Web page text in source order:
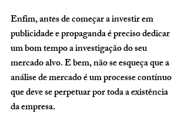
Enfim, antes de começar a investir em
publicidade e propaganda é preciso dedicar
um bom tempo a investigação do seu
mercado alvo. E bem, não se esqueça que a
análise de mercado é um processe contínuo
que deve se perpetuar por toda a existência
da empresa.